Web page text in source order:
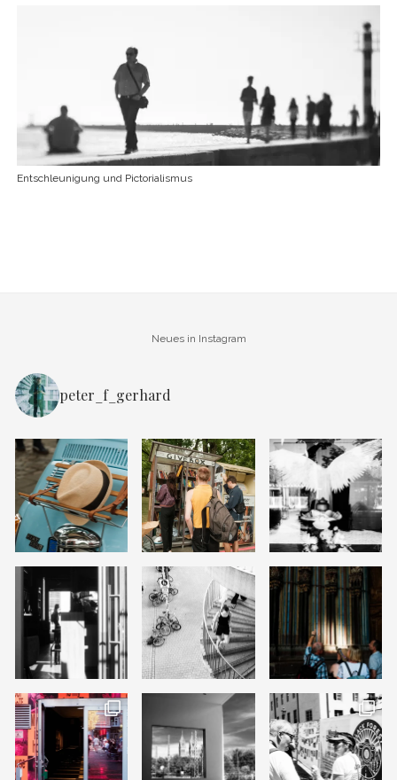
Entschleunigung und Pictorialismus
Neues in Instagram
peter_f_gerhard